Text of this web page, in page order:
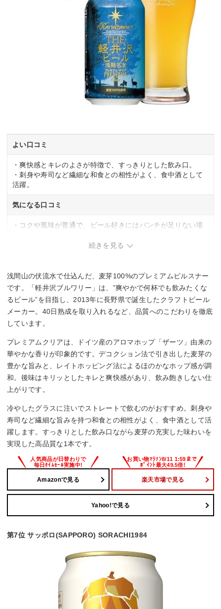
よい口コミ
・爽快感とキレのよさが特徴で、すっきりとした飲み口。
・刺身や寿司など繊細な和食との相性がよく、食中酒として
活躍。
気になる口コミ
・コクや風味が普通で、ビール好きにはパンチが足りない場
続きを見る
浅間山の伏流水で仕込んだ、麦芽100%のプレミアムピルスナー
です。「軽井沢ブルワリー」は、”爽やかで何杯でも飲みたくな
るビール”を目指し、2013年に長野県で誕生したクラフトビール
メーカー。40日熟成を取り入れるなど、品質へのこだわりを徹底
しています。
プレミアムクリアは、ドイツ産のアロマホップ「ザーツ」由来の
華やかな香りが印象的です。デコクション法で引き出した麦芽の
豊かな旨みと、レイトホッピング法によるほのかなホップ感が調
和。後味はキリッとしたキレと爽快感があり、飲み飽きしない仕
上がりです。
冷やしたグラスに注いでストレートで飲むのがおすすめ。刺身や
寿司など繊細な旨みを持つ和食との相性がよく、食中酒として活
躍します。すっきりとした飲み口ながら麦芽の充実した味わいを
実現した高品質な1本です。
Amazonで見る 楽天市場で見る
Yahoo!で見る
第7位 サッポロ(SAPPORO) SORACHI1984